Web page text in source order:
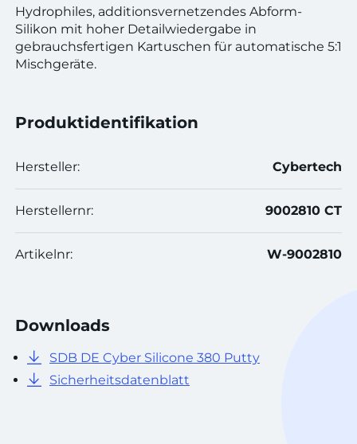
Hydrophiles, additionsvernetzendes Abform-
Silikon mit hoher Detailwiedergabe in
gebrauchsfertigen Kartuschen für automatische 5:1
Mischgeräte.
Produktidentifikation
Hersteller: Cybertech
Herstellernr: 9002810 CT
Artikelnr: W-9002810
Downloads
SDB DE Cyber Silicone 380 Putty
Sicherheitsdatenblatt